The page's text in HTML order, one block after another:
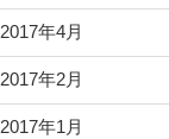
2017年4月
2017年2月
2017年1月